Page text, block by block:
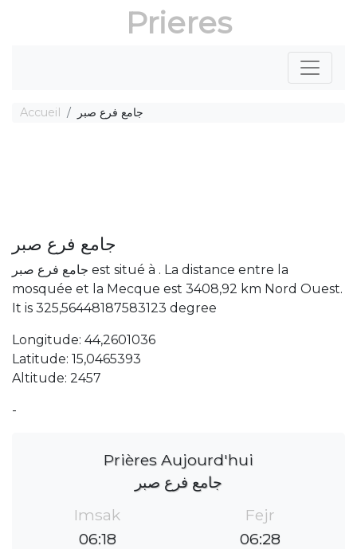
Prieres
Accueil جامع فرع صبر
جامع فرع صبر
جامع فرع صبر est situé à . La distance entre la
mosquée et la Mecque est 3408,92 km Nord Ouest.
It is 325,56448187583123 degree
Longitude: 44,2601036
Latitude: 15,0465393
Altitude: 2457
-
Prières Aujourd'hui
جامع فرع صبر
Imsak
06:18
Fejr
06:28